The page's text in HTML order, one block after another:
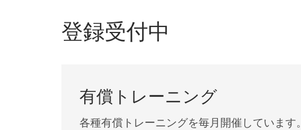
登録受付中
有償トレーニング
各種有償トレーニングを毎月開催しています。